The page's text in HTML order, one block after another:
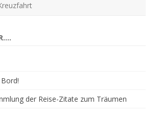
der Reise-Zitate zum Träumen